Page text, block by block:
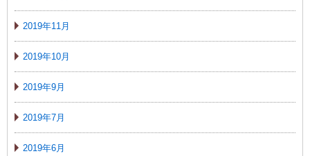
2019年11月
2019年10月
2019年9月
2019年7月
2019年6月